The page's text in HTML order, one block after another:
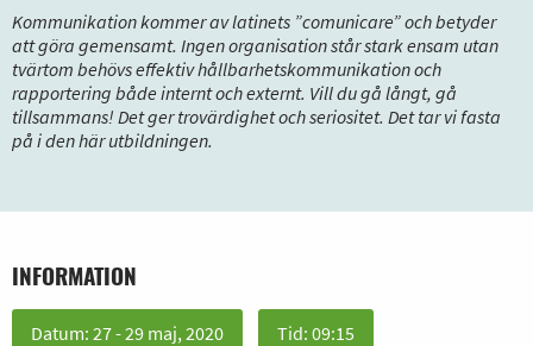
Kommunikation kommer av latinets ”comunicare” och betyder
att göra gemensamt. Ingen organisation står stark ensam utan
tvärtom behövs effektiv hållbarhetskommunikation och
rapportering både internt och externt. Vill du gå långt, gå
tillsammans! Det ger trovärdighet och seriositet. Det tar vi fasta
på i den här utbildningen.
INFORMATION
Datum: 27 - 29 maj, 2020 Tid: 09:15